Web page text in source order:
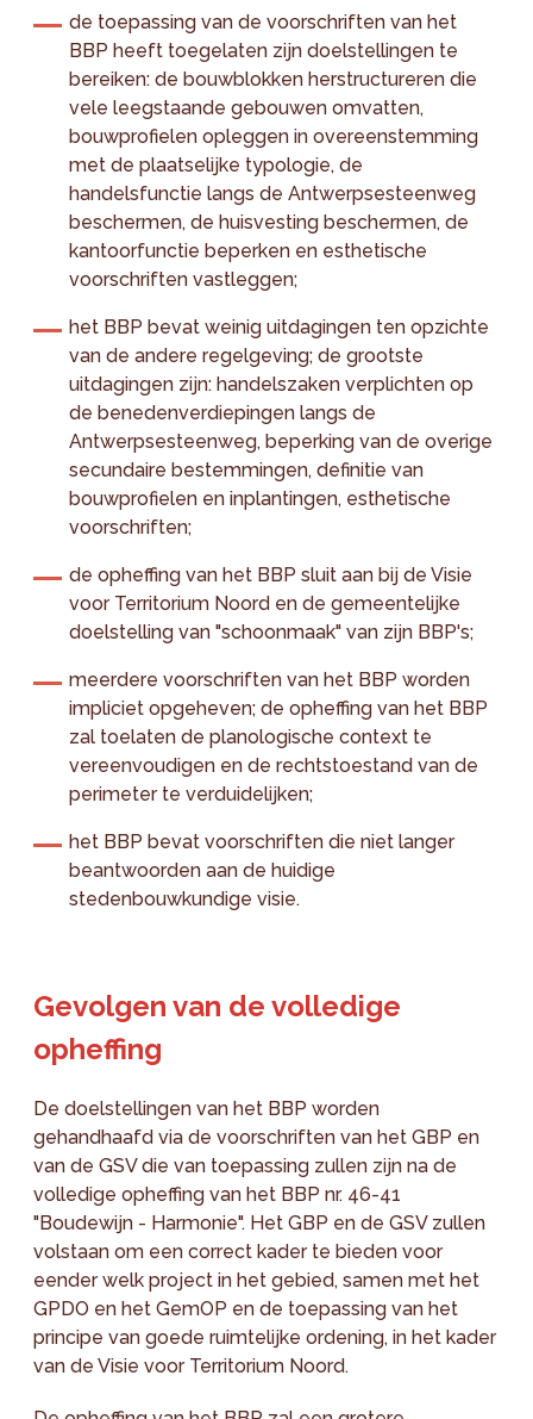
de toepassing van de voorschriften van het
BBP heeft toegelaten zijn doelstellingen te
bereiken: de bouwblokken herstructureren die
vele leegstaande gebouwen omvatten,
bouwprofielen opleggen in overeenstemming
met de plaatselijke typologie, de
handelsfunctie langs de Antwerpsesteenweg
beschermen, de huisvesting beschermen, de
kantoorfunctie beperken en esthetische
voorschriften vastleggen;
het BBP bevat weinig uitdagingen ten opzichte
van de andere regelgeving; de grootste
uitdagingen zijn: handelszaken verplichten op
de benedenverdiepingen langs de
Antwerpsesteenweg, beperking van de overige
secundaire bestemmingen, definitie van
bouwprofielen en inplantingen, esthetische
voorschriften;
de opheffing van het BBP sluit aan bij de Visie
voor Territorium Noord en de gemeentelijke
doelstelling van "schoonmaak" van zijn BBP's;
meerdere voorschriften van het BBP worden
impliciet opgeheven; de opheffing van het BBP
zal toelaten de planologische context te
vereenvoudigen en de rechtstoestand van de
perimeter te verduidelijken;
het BBP bevat voorschriften die niet langer
beantwoorden aan de huidige
stedenbouwkundige visie.
Gevolgen van de volledige
opheffing
De doelstellingen van het BBP worden
gehandhaafd via de voorschriften van het GBP en
van de GSV die van toepassing zullen zijn na de
volledige opheffing van het BBP nr. 46-41
"Boudewijn - Harmonie". Het GBP en de GSV zullen
volstaan om een correct kader te bieden voor
eender welk project in het gebied, samen met het
GPDO en het GemOP en de toepassing van het
principe van goede ruimtelijke ordening, in het kader
van de Visie voor Territorium Noord.